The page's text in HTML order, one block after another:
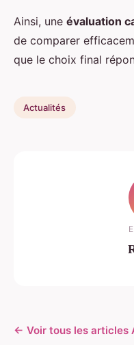
Ainsi, une évaluation
de comparer
que le choix final
Actualités
← Voir tous les articles